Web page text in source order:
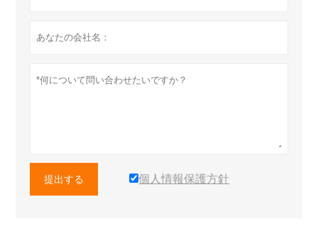
提出する 個人情報保護方針